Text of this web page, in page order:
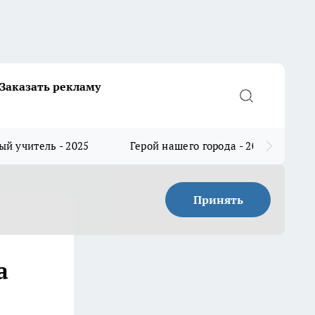
Заказать рекламу
учитель - 2025 Герой нашего города - 2025
Принять